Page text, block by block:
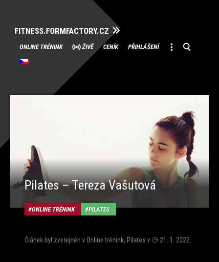
FITNESS.FORMFACTORY.CZ
Přeskočit
na
obsah
ONLINE TRÉNINK ŽIVĚ CENÍK PŘIHLÁŠENÍ
Pilates – Tereza Vašutová
ONLINE TRÉNINK PILATES
Článek byl zveřejněn vOnline trénink, Pilates v 21. 1. 2022